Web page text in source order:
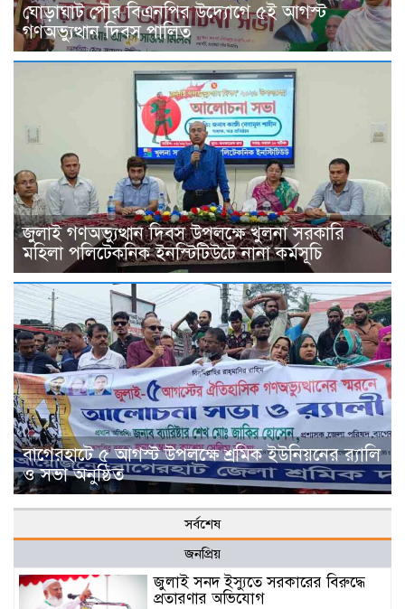
ঘোড়াঘাট পৌর বিএনপির উদ্যোগে ৫ই আগস্ট
গণঅভ্যুত্থান দিবস পালিত
জুলাই গণঅভ্যুত্থান দিবস উপলক্ষে খুলনা সরকারি
মহিলা পলিটেকনিক ইনস্টিটিউটে নানা কর্মসূচি
বাগেরহাটে ৫ আগস্ট উপলক্ষে শ্রমিক ইউনিয়নের র‌্যালি
ও সভা অনুষ্ঠিত
সর্বশেষ
জনপ্রিয়
জুলাই সনদ ইস্যুতে সরকারের বিরুদ্ধে
প্রতারণার অভিযোগ